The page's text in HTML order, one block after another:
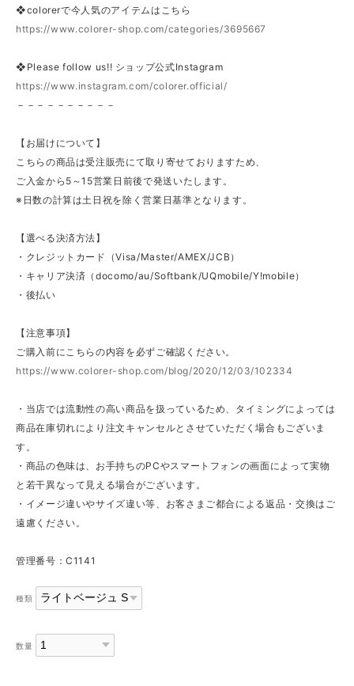
❖colorerで今人気のアイテムはこちら
https://www.colorer-shop.com/categories/3695667
❖Please follow us!! ショップ公式Instagram
https://www.instagram.com/colorer.official/
－－－－－－－－－－
【お届けについて】
こちらの商品は受注販売にて取り寄せておりますため、
ご入金から5～15営業日前後で発送いたします。
※日数の計算は土日祝を除く営業日基準となります。
【選べる決済方法】
・クレジットカード（Visa/Master/AMEX/JCB）
・キャリア決済（docomo/au/Softbank/UQmobile/Y!mobile）
・後払い
【注意事項】
ご購入前にこちらの内容を必ずご確認ください。
https://www.colorer-shop.com/blog/2020/12/03/102334
・当店では流動性の高い商品を扱っているため、タイミングによっては
商品在庫切れにより注文キャンセルとさせていただく場合もございま
す。
・商品の色味は、お手持ちのPCやスマートフォンの画面によって実物
と若干異なって見える場合がございます。
・イメージ違いやサイズ違い等、お客さまご都合による返品・交換はご
遠慮ください。
管理番号：C1141
種類
数量